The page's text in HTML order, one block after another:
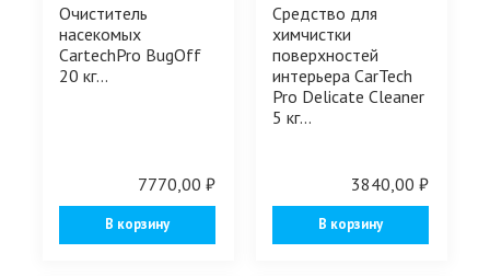
Очиститель
насекомых
CartechPro BugOff
20 кг...
7770,00 ₽
В корзину
Средство для
химчистки
поверхностей
интерьера CarTech
Pro Delicate Cleaner
5 кг...
3840,00 ₽
В корзину